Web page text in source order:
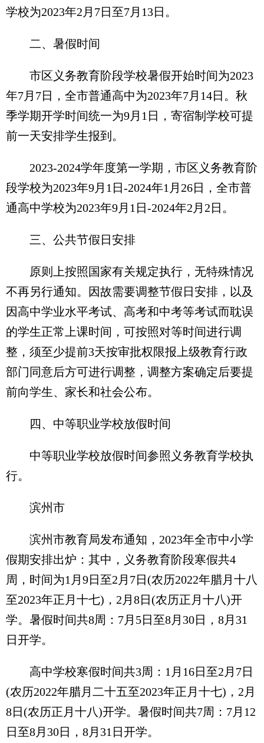
学校为2023年2月7日至7月13日。
二、暑假时间
市区义务教育阶段学校暑假开始时间为2023
年7月7日，全市普通高中为2023年7月14日。秋
季学期开学时间统一为9月1日，寄宿制学校可提
前一天安排学生报到。
2023-2024学年度第一学期，市区义务教育阶
段学校为2023年9月1日-2024年1月26日，全市普
通高中学校为2023年9月1日-2024年2月2日。
三、公共节假日安排
原则上按照国家有关规定执行，无特殊情况
不再另行通知。因故需要调整节假日安排，以及
因高中学业水平考试、高考和中考等考试而耽误
的学生正常上课时间，可按照对等时间进行调
整，须至少提前3天按审批权限报上级教育行政
部门同意后方可进行调整，调整方案确定后要提
前向学生、家长和社会公布。
四、中等职业学校放假时间
中等职业学校放假时间参照义务教育学校执
行。
滨州市
滨州市教育局发布通知，2023年全市中小学
假期安排出炉：其中，义务教育阶段寒假共4
周，时间为1月9日至2月7日(农历2022年腊月十八
至2023年正月十七)，2月8日(农历正月十八)开
学。暑假时间共8周：7月5日至8月30日，8月31
日开学。
高中学校寒假时间共3周：1月16日至2月7日
(农历2022年腊月二十五至2023年正月十七)，2月
8日(农历正月十八)开学。暑假时间共7周：7月12
日至8月30日，8月31日开学。